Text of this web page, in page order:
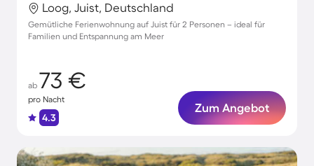
Loog, Juist, Deutschland
Gemütliche Ferienwohnung auf Juist für 2 Personen – ideal für
Familien und Entspannung am Meer
ab 73 €
pro Nacht
4.3
Zum Angebot